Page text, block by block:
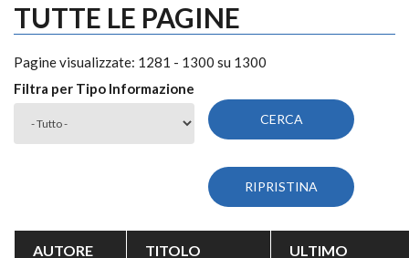
TUTTE LE PAGINE
Pagine visualizzate: 1281 - 1300 su 1300
Filtra per Tipo Informazione
AUTORE
TITOLO
ULTIMO